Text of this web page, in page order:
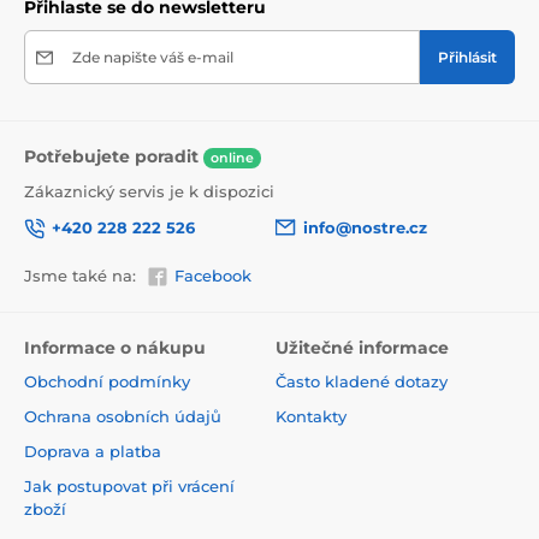
Použitá tisková metoda je ekologická, a proto jsou
přísné normy a mají VOC i GREENGUARD GOLD
certifikaci. Navíc jsou bez obsahu PVC a lepidlo je na
Přihlaste se do newsletteru
Zde napište váš e-mail Přihlásit
Potřebujete poradit online
Zákaznický servis je k dispozici
+420 228 222 526
info@nostre.cz
Jsme také na: Facebook
Informace o nákupu
Obchodní podmínky
Ochrana osobních údajů
Doprava a platba
Jak postupovat při vrácení
zboží
Užitečné informace
Často kladené dotazy
Kontakty